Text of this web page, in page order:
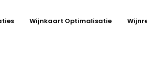
Wijnkaart Optimalisatie